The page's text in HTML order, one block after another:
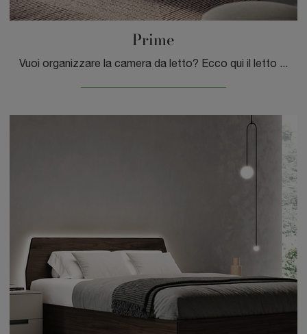
Prime
Vuoi organizzare la camera da letto? Ecco qui il letto in melaminico Prime di Spagnol Mobili per spazi moderni.